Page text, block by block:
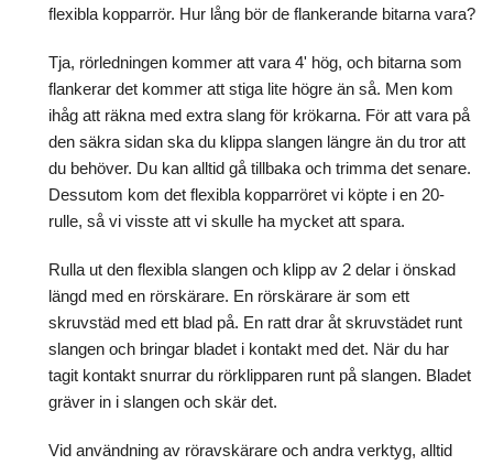
flexibla kopparrör. Hur lång bör de flankerande bitarna vara?
Tja, rörledningen kommer att vara 4' hög, och bitarna som
flankerar det kommer att stiga lite högre än så. Men kom
ihåg att räkna med extra slang för krökarna. För att vara på
den säkra sidan ska du klippa slangen längre än du tror att
du behöver. Du kan alltid gå tillbaka och trimma det senare.
Dessutom kom det flexibla kopparröret vi köpte i en 20-
rulle, så vi visste att vi skulle ha mycket att spara.
Rulla ut den flexibla slangen och klipp av 2 delar i önskad
längd med en rörskärare. En rörskärare är som ett
skruvstäd med ett blad på. En ratt drar åt skruvstädet runt
slangen och bringar bladet i kontakt med det. När du har
tagit kontakt snurrar du rörklipparen runt på slangen. Bladet
gräver in i slangen och skär det.
Vid användning av röravskärare och andra verktyg, alltid